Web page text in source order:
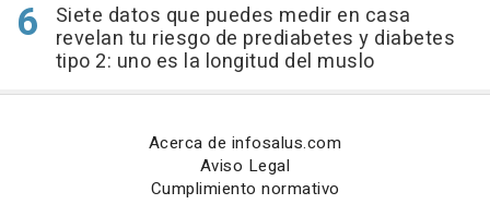
Siete datos que puedes medir en casa
revelan tu riesgo de prediabetes y diabetes
tipo 2: uno es la longitud del muslo
Acerca de infosalus.com
Aviso Legal
Cumplimiento normativo